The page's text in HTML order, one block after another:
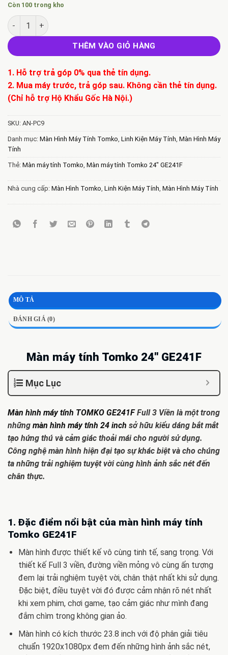
Còn 100 trong kho
Màn máy tính Tomko 24″ GE241F số lượng
THÊM VÀO GIỎ HÀNG
1. Hỗ trợ trả góp 0% qua thẻ tín dụng.
2. Mua máy trước, trả góp sau. Không cần thẻ tín dụng.
(Chỉ hỗ trợ Hộ Khẩu Gốc Hà Nội.)
SKU: AN-PC9
Danh mục: Màn Hình Máy Tính Tomko, Linh Kiện Máy Tính, Màn Hình Máy
Tính
Thẻ: Màn máy tính Tomko, Màn máy tính Tomko 24″ GE241F
Nhà cung cấp: Màn Hình Tomko, Linh Kiện Máy Tính, Màn Hình Máy Tính
MÔ TẢ
ĐÁNH GIÁ (0)
Màn máy tính Tomko 24″ GE241F
Mục Lục
Màn hình máy tính TOMKO GE241FFull 3 Viền là một trong
những màn hình máy tính 24 inch sở hữu kiểu dáng bắt mắt
tạo hứng thú và cảm giác thoải mái cho người sử dụng.
Công nghệ màn hình hiện đại tạo sự khác biệt và cho chúng
ta những trải nghiệm tuyệt vời cùng hình ảnh sắc nét đến
chân thực.
1. Đặc điểm nổi bật của màn hình máy tính
Tomko GE241F
Màn hình được thiết kế vô cùng tinh tế, sang trọng. Với
thiết kế Full 3 viền, đường viền mỏng vô cùng ấn tượng
đem lại trải nghiệm tuyệt vời, chân thật nhất khi sử dụng.
Đặc biệt, điều tuyệt vời đó được cảm nhận rõ nét nhất
khi xem phim, chơi game, tạo cảm giác như mình đang
đắm chìm trong không gian ảo.
Màn hình có kích thước 23.8 inch với độ phân giải tiêu
chuẩn 1920x1080px đem đến những hình ảnh sắc nét,